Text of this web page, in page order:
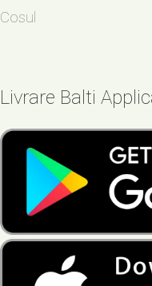
Cosul
Livrare Balti